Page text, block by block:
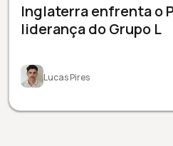
Inglaterra enfrenta o
liderança do Grupo L
Lucas Pires